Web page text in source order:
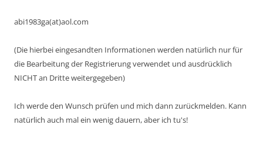
abi1983ga(at)aol.com
(Die hierbei eingesandten Informationen werden natürlich nur für
die Bearbeitung der Registrierung verwendet und ausdrücklich
NICHT an Dritte weitergegeben)
Ich werde den Wunsch prüfen und mich dann zurückmelden. Kann
natürlich auch mal ein wenig dauern, aber ich tu's!